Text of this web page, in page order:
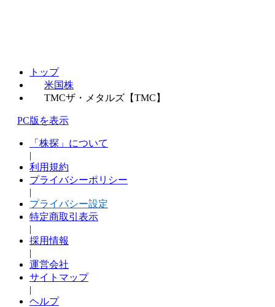
トップ
米国株
TMCザ・メタルズ【TMC】
PC版を表示
「株探」について
|
利用規約
プライバシーポリシー
|
プライバシー設定
特定商取引表示
|
採用情報
|
運営会社
サイトマップ
|
ヘルプ